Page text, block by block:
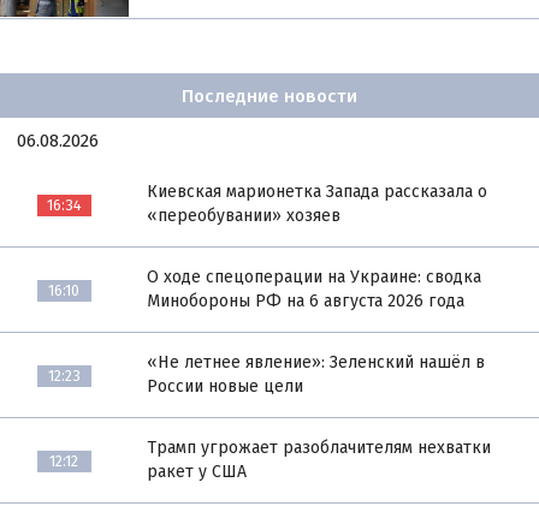
Последние новости
06.08.2026
16:34
Киевская марионетка Запада рассказала о
«переобувании» хозяев
16:10
О ходе спецоперации на Украине: сводка
Минобороны РФ на 6 августа 2026 года
12:23
«Не летнее явление»: Зеленский нашёл в
России новые цели
12:12
Трамп угрожает разоблачителям нехватки
ракет у США